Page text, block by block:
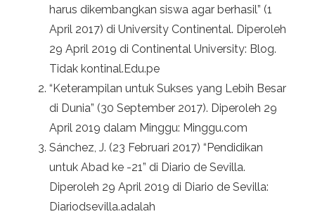
harus dikembangkan siswa agar berhasil” (1
April 2017) di University Continental. Diperoleh
29 April 2019 di Continental University: Blog.
Tidak kontinal.Edu.pe
“Keterampilan untuk Sukses yang Lebih Besar
di Dunia” (30 September 2017). Diperoleh 29
April 2019 dalam Minggu: Minggu.com
Sánchez, J. (23 Februari 2017) “Pendidikan
untuk Abad ke -21” di Diario de Sevilla.
Diperoleh 29 April 2019 di Diario de Sevilla:
Diariodsevilla.adalah